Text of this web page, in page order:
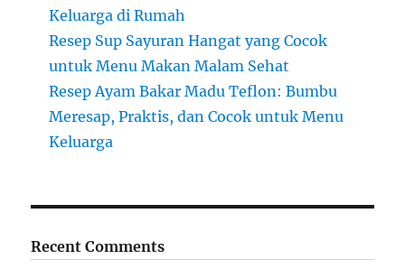
Keluarga di Rumah
Resep Sup Sayuran Hangat yang Cocok
untuk Menu Makan Malam Sehat
Resep Ayam Bakar Madu Teflon: Bumbu
Meresap, Praktis, dan Cocok untuk Menu
Keluarga
Recent Comments